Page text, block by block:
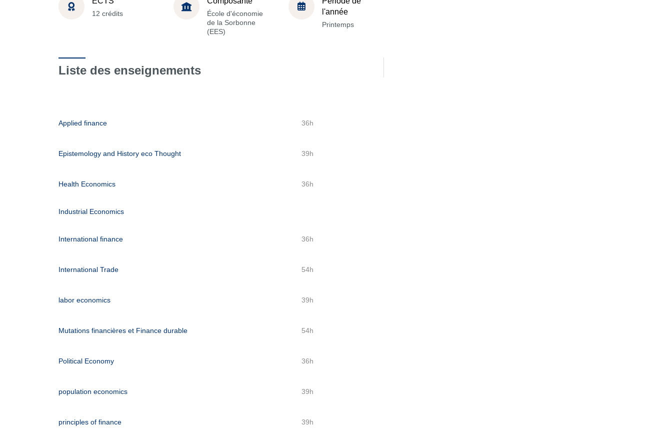
12 crédits
École d'économie
de la Sorbonne
(EES)
l'année
Printemps
Liste des enseignements
Applied finance 36h
Epistemology and History eco Thought 39h
Health Economics 36h
Industrial Economics
International finance 36h
International Trade 54h
labor economics 39h
Mutations financières et Finance durable 54h
Political Economy 36h
population economics 39h
principles of finance 39h